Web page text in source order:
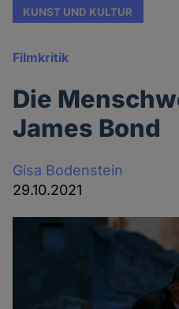
KUNST UND KULTUR
Filmkritik
Die
James Bond
Gisa Bodenstein
29.10.2021